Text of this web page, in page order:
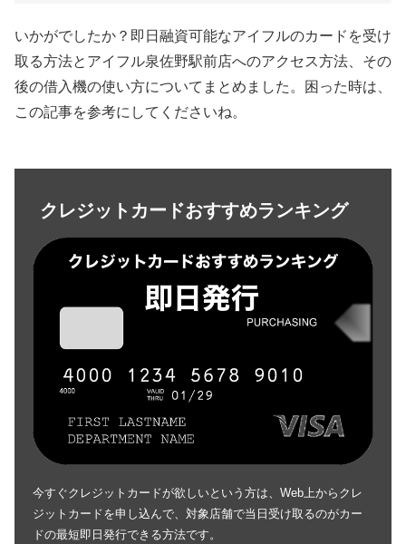
いかがでしたか？即日融資可能なアイフルのカードを受け
取る方法とアイフル泉佐野駅前店へのアクセス方法、その
後の借入機の使い方についてまとめました。困った時は、
この記事を参考にしてくださいね。
クレジットカードおすすめランキング
今すぐクレジットカードが欲しいという方は、Web上からクレ
ジットカードを申し込んで、対象店舗で当日受け取るのがカー
ドの最短即日発行できる方法です。